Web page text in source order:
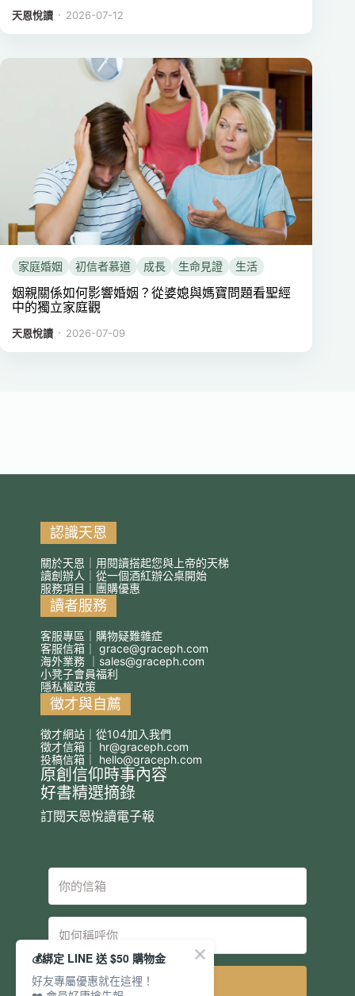
天恩悅讀 ． 2026-07-12
家庭婚姻 初信者慕道 成長 生命見證 生活
姻親關係如何影響婚姻？從婆媳與媽寶問題看聖經
中的獨立家庭觀
天恩悅讀 ． 2026-07-09
認識天恩
關於天恩｜用閱讀搭起您與上帝的天梯
讀創辦人｜從一個酒紅辦公桌開始
服務項目｜團購優惠
讀者服務
客服專區｜購物疑難雜症
客服信箱｜ grace@graceph.com
海外業務 ｜ sales@graceph.com
小凳子會員福利
隱私權政策
徵才與自薦
徵才網站｜從104加入我們
徵才信箱｜ hr@graceph.com
投稿信箱｜ hello@graceph.com
原創信仰時事內容
好書精選摘錄
訂閱天恩悅讀電子報
💰綁定 LINE 送 $50 購物金
好友專屬優惠就在這裡！